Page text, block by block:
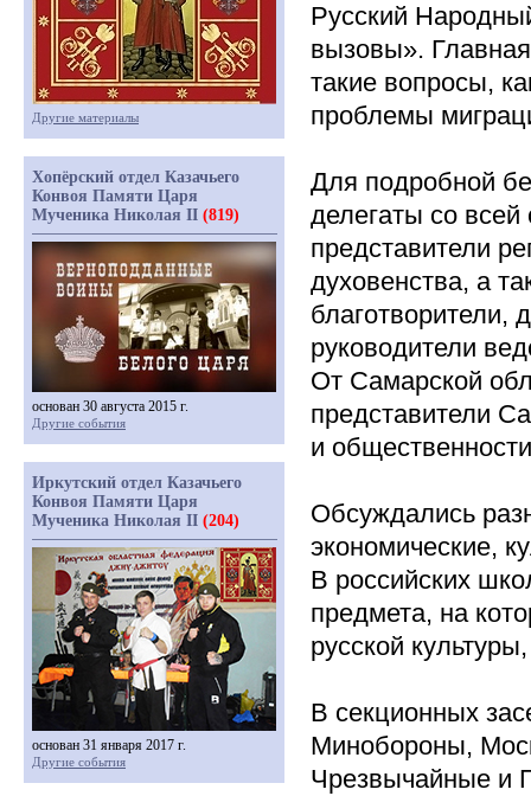
Русский
вызовы».
такие вопросы,
проблемы
Для подробной
делегаты со всей
представители
духовенства, а
благотворители,
руководители
От Самарской
представители
и
Обсуждались
экономические,
В российских
предмета, на
русской
В секционных
Минобороны,
Чрезвычайные и
Другие материалы
Хопёрский отдел Казачьего
Конвоя Памяти Царя
Мученика Николая II (819)
основан 30 августа 2015 г.
Другие события
Иркутский отдел Казачьего
Конвоя Памяти Царя
Мученика Николая II (204)
основан 31 января 2017 г.
Другие события